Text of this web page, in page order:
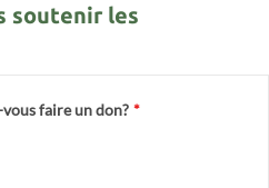
soutenir les
faire un don? *